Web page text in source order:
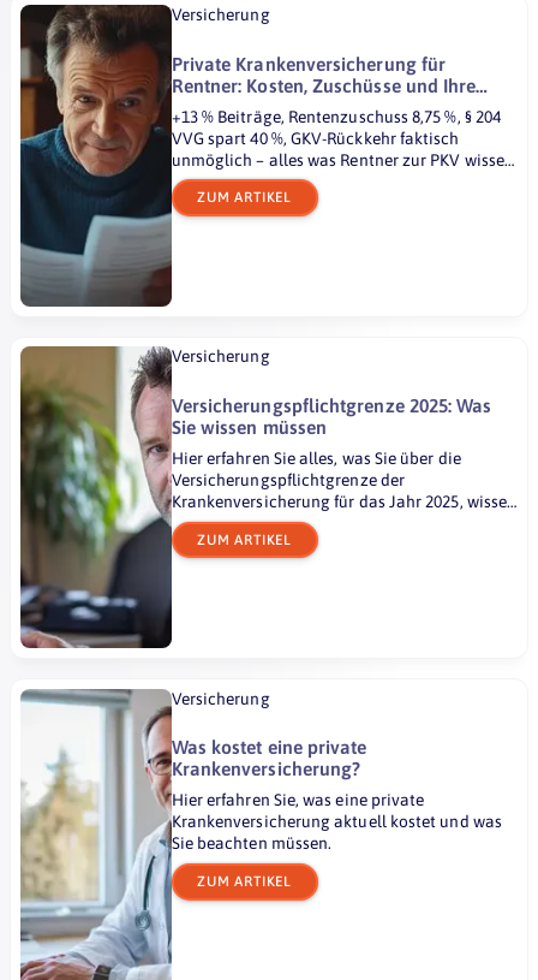
Versicherung
Private Krankenversicherung für
Rentner: Kosten, Zuschüsse und Ihre
Optionen
+13 % Beiträge, Rentenzuschuss 8,75 %, § 204
VVG spart 40 %, GKV-Rückkehr faktisch
unmöglich – alles was Rentner zur PKV wissen
müssen.
ZUM ARTIKEL
Versicherung
Versicherungspflichtgrenze 2025: Was
Sie wissen müssen
Hier erfahren Sie alles, was Sie über die
Versicherungspflichtgrenze der
Krankenversicherung für das Jahr 2025, wissen
müssen.
ZUM ARTIKEL
Versicherung
Was kostet eine private
Krankenversicherung?
Hier erfahren Sie, was eine private
Krankenversicherung aktuell kostet und was
Sie beachten müssen.
ZUM ARTIKEL